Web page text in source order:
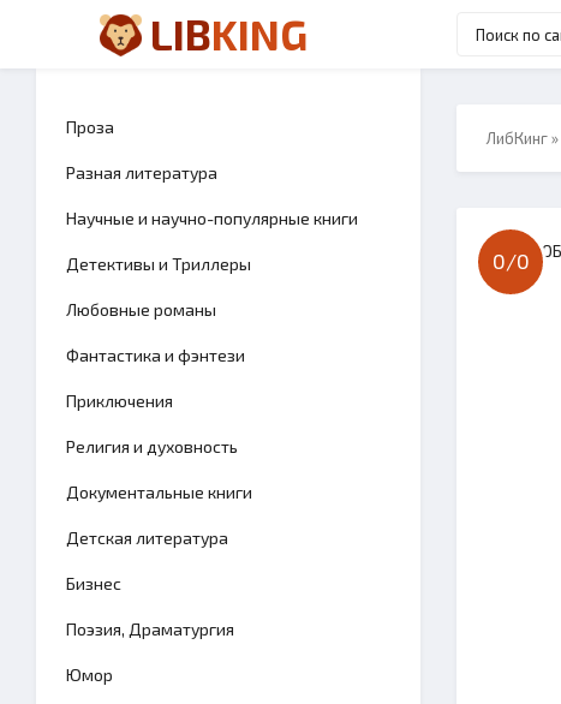
LIBKING
Проза
Разная литература
Научные и научно-популярные книги
Детективы и Триллеры
Любовные романы
Фантастика и фэнтези
Приключения
Религия и духовность
Документальные книги
Детская литература
Бизнес
Поэзия, Драматургия
Юмор
ЛибКинг»
0/0